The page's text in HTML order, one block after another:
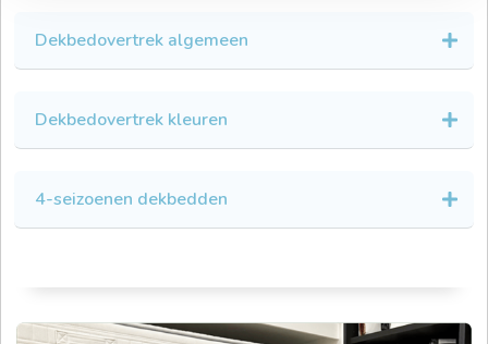
Dekbedovertrek algemeen
Dekbedovertrek kleuren
4-seizoenen dekbedden